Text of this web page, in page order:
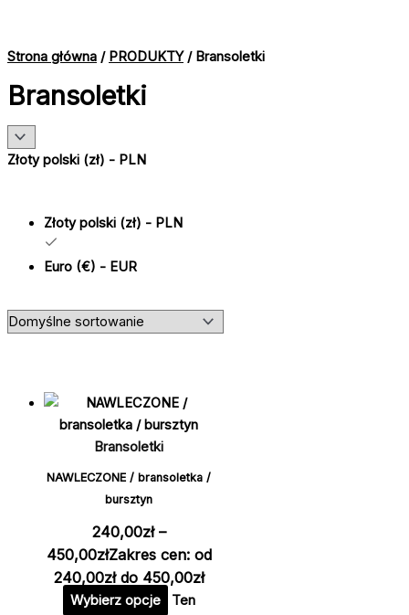
Strona główna / PRODUKTY/ Bransoletki
Bransoletki
Złoty polski (zł) - PLN
Złoty polski (zł) - PLN
Euro (€) - EUR
Bransoletki
NAWLECZONE / bransoletka /
bursztyn
240,00zł –
450,00złZakres cen: od
240,00zł do 450,00zł
Wybierz opcje
Ten